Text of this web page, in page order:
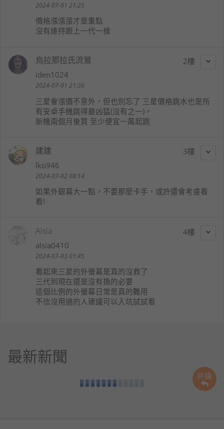
評論
2024-07-01 21:25
價格漲漲漲才是重點
沒有維持跟上一代一樣
2
烏拉那拉氏流鶯
iden1024
2024-07-01 21:36
三星會漲價不意外，但也別忘了 三星價格跳水也是所
有安卓手機跳得最凶猛(沒有之一)。
新機兩個月後買 至少便宜一萬起跳
3
建建
lko946
2024-07-02 08:14
如果外銀幕大一點，不要那麼卡手，或許還會考慮看
看!
4
Alsia
alsia0410
2024-07-03 01:45
看起來三星的外螢幕是真的沒救了
三代到現在還是沒有換的必要
這個比例的外螢幕日常是真的難用
不信沒用過的人建議可以入坑試試看
最新新聞